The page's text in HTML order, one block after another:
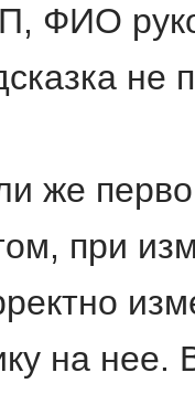
ФИО
не
же
при
на нее.